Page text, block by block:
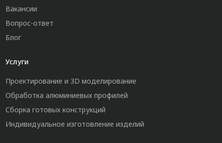
Вакансии
Вопрос-ответ
Блог
Услуги
Проектирование и 3D моделирование
Обработка алюминиевых профилей
Сборка готовых конструкций
Индивидуальное изготовление изделий